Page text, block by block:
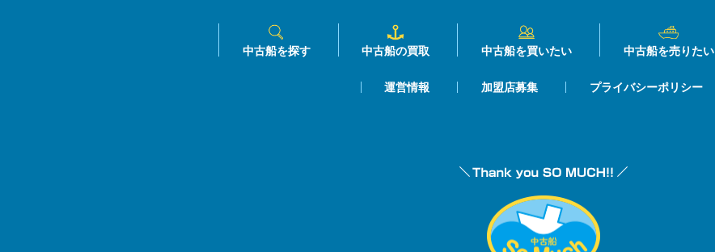
中古船を探す 中古船の買取 中古船を買いたい 中古船を売りたい
運営情報 加盟店募集 プライバシーポリシー